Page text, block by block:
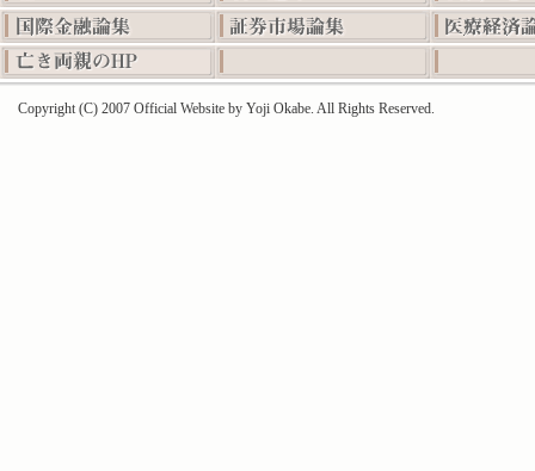
Copyright (C) 2007 Official Website by Yoji Okabe. All Rights Reserved.